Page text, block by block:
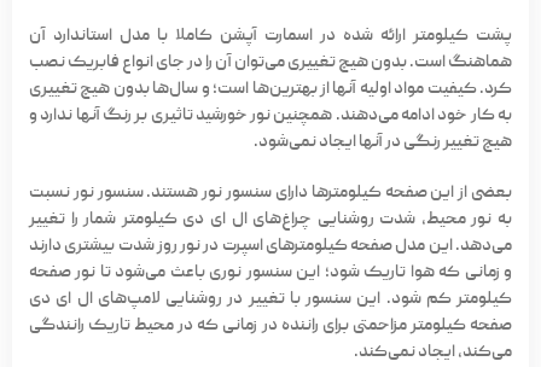
پشت کیلومتر ارائه شده در اسمارت آپشن کاملا با مدل استاندارد آن
هماهنگ است. بدون هیچ تغییری می‌توان آن را در جای انواع فابریک نصب
کرد. کیفیت مواد اولیه آنها از بهترین‌ها است؛ و سال‌ها بدون هیچ تغییری
به کار خود ادامه می‌دهند. همچنین نور خورشید تاثیری بر رنگ آنها ندارد و
هیچ تغییر رنگی در آنها ایجاد نمی‌شود.
بعضی از این صفحه کیلومترها دارای سنسور نور هستند. سنسور نور نسبت
به نور محیط، شدت روشنایی چراغ‌های ال ای دی کیلومتر شمار را تغییر
می‌دهد. این مدل صفحه کیلومترهای اسپرت در نور روز شدت بیشتری دارند
و زمانی که هوا تاریک شود؛ این سنسور نوری باعث می‌شود تا نور صفحه
کیلومتر کم شود. این سنسور با تغییر در روشنایی لامپ‌های ال ای دی
صفحه کیلومتر مزاحمتی برای راننده در زمانی که در محیط تاریک رانندگی
می‌کند، ایجاد نمی‌کند.